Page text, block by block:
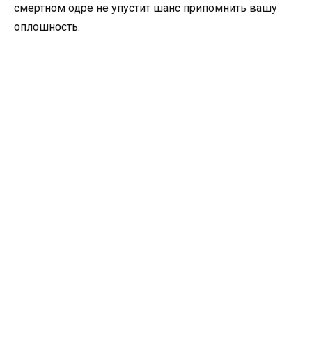
смертном одре не упустит шанс припомнить вашу
оплошность.